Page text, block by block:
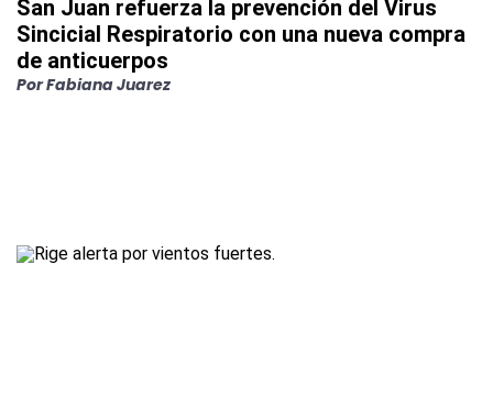
San Juan refuerza la prevención del Virus
Sincicial Respiratorio con una nueva compra
de anticuerpos
PorFabiana Juarez